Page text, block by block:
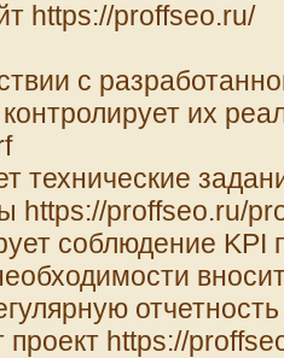
https://proffseo.ru/
с
контролирует их
технические
https://proffseo.ru/
соблюдение KPI
проект https://